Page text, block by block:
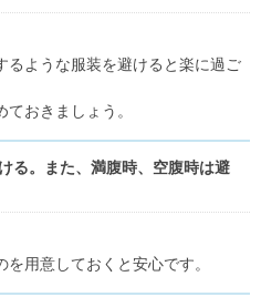
るような服装を避けると楽に過ご
おきましょう。
る。また、満腹時、空腹時は避
用意しておくと安心です。